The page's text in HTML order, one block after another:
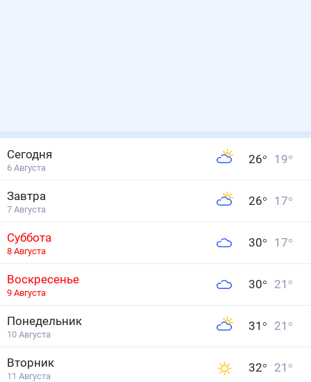
Сегодня
6 Августа
26° 19°
Завтра
7 Августа
26° 17°
Суббота
8 Августа
30° 17°
Воскресенье
9 Августа
30° 21 °
Понедельник
10 Августа
31 ° 21 °
Вторник
11 Августа
32° 21 °